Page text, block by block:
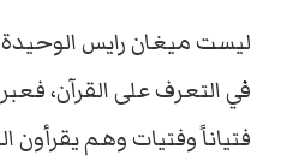
ليست ميغان رايس الوحيدة
في التعرف على القرآن،
فتياناً وفتيات وهم